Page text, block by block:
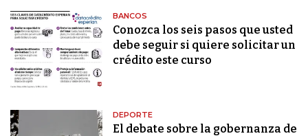
BANCOS
Conozca los seis pasos que usted
debe seguir si quiere solicitar un
crédito este curso
DEPORTE
El debate sobre la gobernanza de